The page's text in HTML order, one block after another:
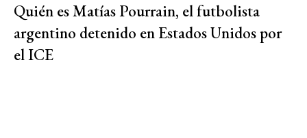
Quién es Matías Pourrain, el futbolista
argentino detenido en Estados Unidos por
el ICE